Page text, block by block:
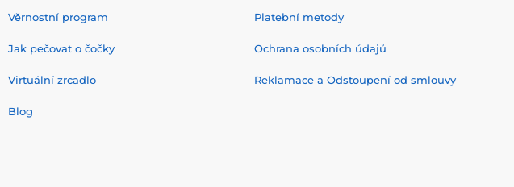
Věrnostní program
Jak pečovat o čočky
Virtuální zrcadlo
Blog
Platební metody
Ochrana osobních údajů
Reklamace a Odstoupení od smlouvy